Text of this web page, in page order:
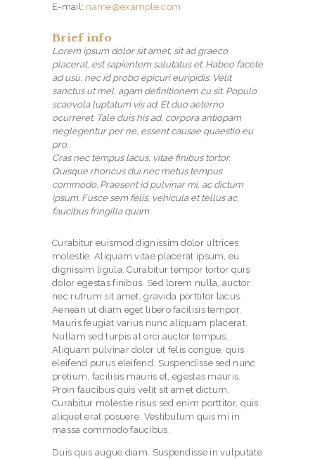
E-mail: name@example.com
Brief info
Lorem ipsum dolor sit amet, sit ad graeco
placerat, est sapientem salutatus et. Habeo facete
ad usu, nec id probo epicuri euripidis. Velit
sanctus ut mel, agam definitionem cu sit. Populo
scaevola luptatum vis ad. Et duo aeterno
ocurreret. Tale duis his ad, corpora antiopam
neglegentur per ne, essent causae quaestio eu
pro.
Cras nec tempus lacus, vitae finibus tortor.
Quisque rhoncus dui nec metus tempus
commodo. Praesent id pulvinar mi, ac dictum
ipsum. Fusce sem felis, vehicula et tellus ac,
faucibus fringilla quam.
Curabitur euismod dignissim dolor ultrices
molestie. Aliquam vitae placerat ipsum, eu
dignissim ligula. Curabitur tempor tortor quis
dolor egestas finibus. Sed lorem nulla, auctor
nec rutrum sit amet, gravida porttitor lacus.
Aenean ut diam eget libero facilisis tempor.
Mauris feugiat varius nunc aliquam placerat.
Nullam sed turpis at orci auctor tempus.
Aliquam pulvinar dolor ut felis congue, quis
eleifend purus eleifend. Suspendisse sed nunc
pretium, facilisis mauris et, egestas mauris.
Proin faucibus quis velit sit amet dictum.
Curabitur molestie risus sed enim porttitor, quis
aliquet erat posuere. Vestibulum quis mi in
massa commodo faucibus.
Duis quis augue diam. Suspendisse in vulputate